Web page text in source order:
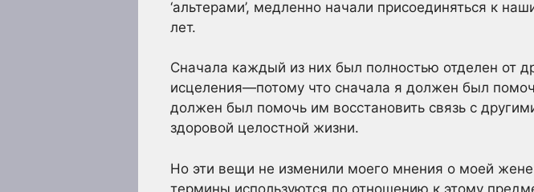
‘альтерами’, медленно начали присоединяться к
лет.
Сначала каждый из них был полностью отделен от
исцеления—потому что сначала я должен был
должен был помочь им восстановить связь с
здоровой целостной жизни.
Но эти вещи не изменили моего мнения о моей
термины используются по отношению к этому